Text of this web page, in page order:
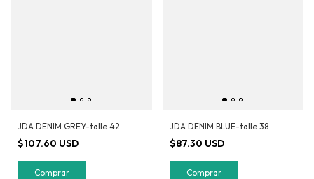
JDA DENIM GREY-talle 42
$107.60 USD
Comprar
JDA DENIM BLUE-talle 38
$87.30 USD
Comprar